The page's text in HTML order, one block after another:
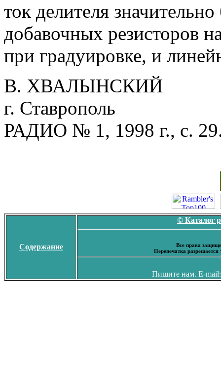
ток делителя
добавочных резисторов
при градуировке, и
В. ХВАЛЫНСКИЙ
г. Ставрополь
РАДИО № 1, 1998 г., с.
Содержание
© Каталог
Все права
Перепечатка
Пишите нам. E-